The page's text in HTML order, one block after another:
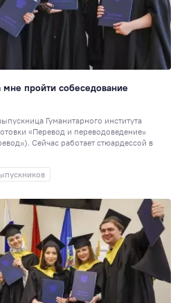
пройти собеседование
Гуманитарного института
«Перевод и переводоведение»
Сейчас работает стюардессой в